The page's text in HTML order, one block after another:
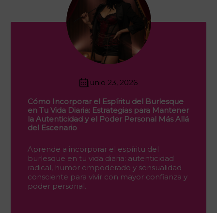
junio 23, 2026
Cómo Incorporar el Espíritu del Burlesque
en Tu Vida Diaria: Estrategias para Mantener
la Autenticidad y el Poder Personal Más Allá
del Escenario
Aprende a incorporar el espíritu del
burlesque en tu vida diaria: autenticidad
radical, humor empoderado y sensualidad
consciente para vivir con mayor confianza y
poder personal.